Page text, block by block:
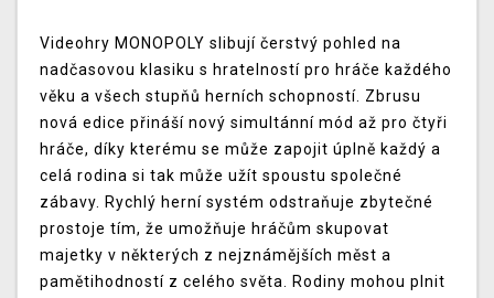
Videohry MONOPOLY slibují čerstvý pohled na
nadčasovou klasiku s hratelností pro hráče každého
věku a všech stupňů herních schopností. Zbrusu
nová edice přináší nový simultánní mód až pro čtyři
hráče, díky kterému se může zapojit úplně každý a
celá rodina si tak může užít spoustu společné
zábavy. Rychlý herní systém odstraňuje zbytečné
prostoje tím, že umožňuje hráčům skupovat
majetky v některých z nejznámějších měst a
pamětihodností z celého světa. Rodiny mohou plnit